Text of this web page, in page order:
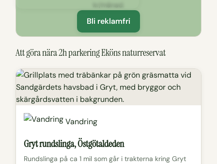
kr/månad.
Bli reklamfri
Att göra nära 2h parkering Eköns naturreservat
Vandring
Gryt rundslinga, Östgötaldeden
Rundslinga på ca 1 mil som går i trakterna kring Gryt